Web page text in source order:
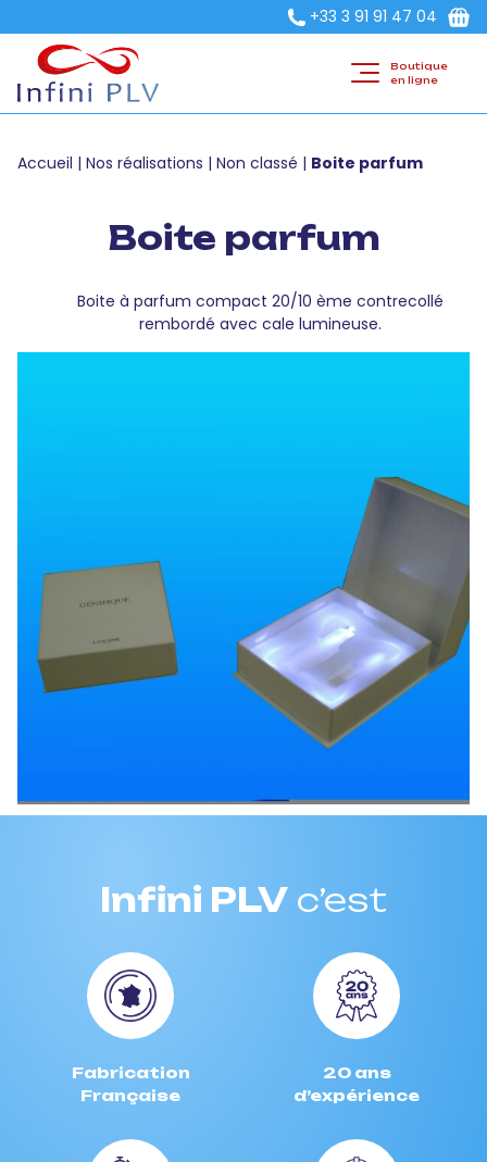
+33 3 91 91 47 04
Boutique
en ligne
Accueil | Nos réalisations | Non classé | Boite parfum
Boite parfum
Boite à parfum compact 20/10 ème contrecollé
rembordé avec cale lumineuse.
Infini PLV c’est
Fabrication
Française
20 ans
d’expérience